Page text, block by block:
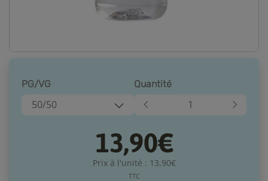
PG/VG
50/50
Quantité
13,90€
Prix à l'unité : 13,90€
TTC